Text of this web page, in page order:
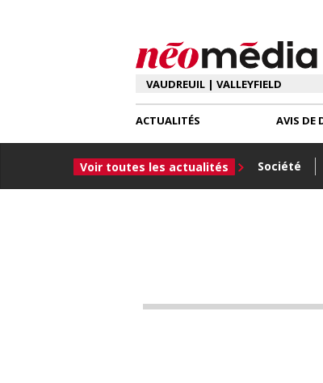
ACTUALITÉS
Voir toutes les actualités Société
AVIS DE